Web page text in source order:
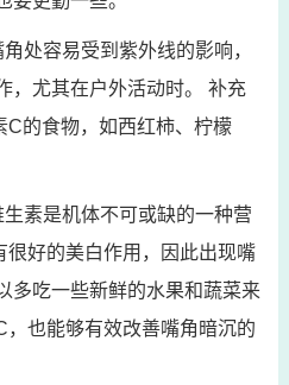
处容易受到紫外线的影响，
，尤其在户外活动时。 补充
的食物，如西红柿、柠檬
素是机体不可或缺的一种营
好的美白作用，因此出现嘴
多吃一些新鲜的水果和蔬菜来
也能够有效改善嘴角暗沉的